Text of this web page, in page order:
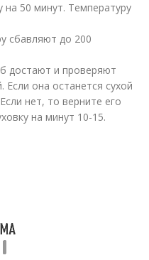
на 50 минут. Температуру
сбавляют до 200
достают и проверяют
Если она останется сухой
нет, то верните его
на минут 10-15.